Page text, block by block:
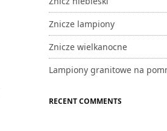
Znicze lampiony
Znicze wielkanocne
Lampiony granitowe na
RECENT COMMENTS